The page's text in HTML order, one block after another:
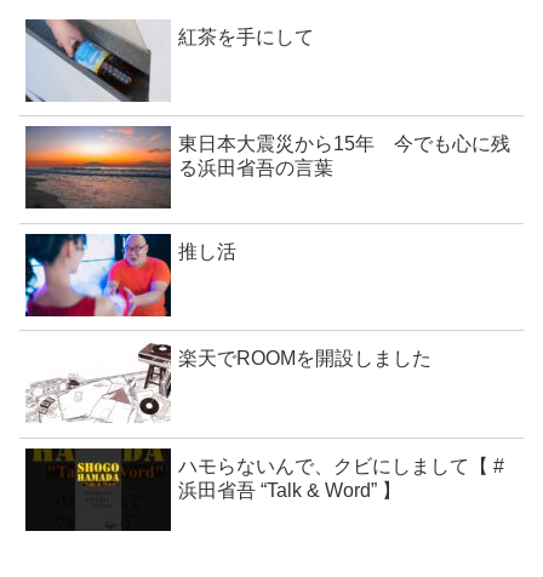
紅茶を手にして
東日本大震災から15年 今でも心に残
る浜田省吾の言葉
推し活
楽天でROOMを開設しました
ハモらないんで、クビにしまして【 #
浜田省吾 “Talk & Word” 】